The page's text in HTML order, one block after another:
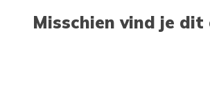
Misschien vind je dit